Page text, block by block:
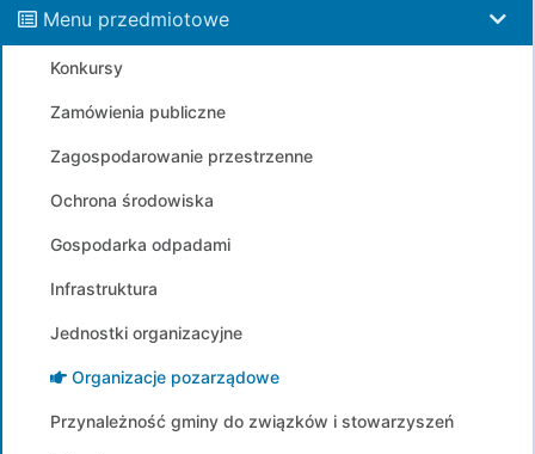
Menu przedmiotowe
Konkursy
Zamówienia publiczne
Zagospodarowanie przestrzenne
Ochrona środowiska
Gospodarka odpadami
Infrastruktura
Jednostki organizacyjne
Organizacje pozarządowe
Przynależność gminy do związków i stowarzyszeń